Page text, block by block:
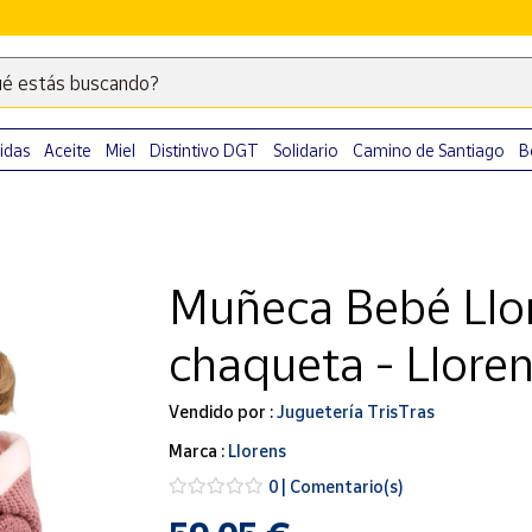
palabras
clave
Correos
Market
.
estás buscando?
Aceite Miel Distintivo DGT Solidario Camino de Santiago
Muñeca Bebé
chaqueta -
Vendido por :Juguetería TrisTras
Marca : Llorens
0 | Comentario(s)